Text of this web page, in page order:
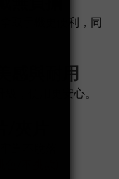
取手機更便利，同
感與耐用
，使用更安心。